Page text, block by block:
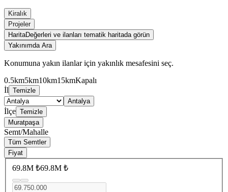
Kiralık
Projeler
HaritaDeğerleri ve ilanları tematik haritada görün
Yakınımda Ara
Konumuna yakın ilanlar için yakınlık mesafesini seç.
0.5km5km10km15kmKapalı
İl Temizle
Antalya
İlçe Temizle
Muratpaşa
Semt/Mahalle
Tüm Semtler
Fiyat
69.8M ₺69.8M ₺